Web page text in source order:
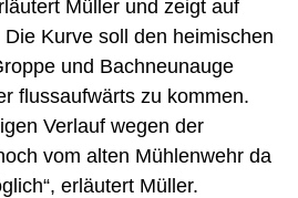
Müller und zeigt auf
Kurve soll den heimischen
und Bachneunauge
flussaufwärts zu kommen.
Verlauf wegen der
vom alten Mühlenwehr da
erläutert Müller.